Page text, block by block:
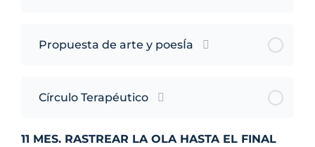
Propuesta de arte y poesÍa
Círculo Terapéutico
11 MES. RASTREAR LA OLA HASTA EL FINAL